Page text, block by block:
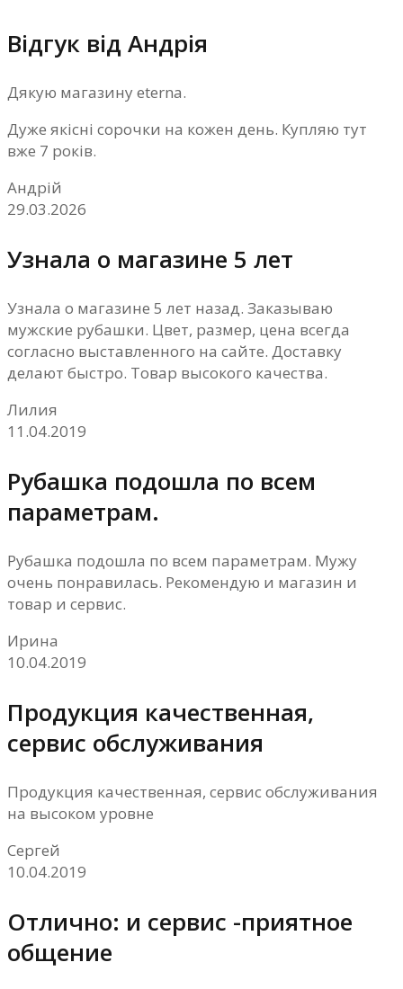
Відгук від Андрія
Дякую магазину eterna.
Дуже якісні сорочки на кожен день. Купляю тут
вже 7 років.
Андрій
29.03.2026
Узнала о магазине 5 лет
Узнала о магазине 5 лет назад. Заказываю
мужские рубашки. Цвет, размер, цена всегда
согласно выставленного на сайте. Доставку
делают быстро. Товар высокого качества.
Лилия
11.04.2019
Рубашка подошла по всем
параметрам.
Рубашка подошла по всем параметрам. Мужу
очень понравилась. Рекомендую и магазин и
товар и сервис.
Ирина
10.04.2019
Продукция качественная,
сервис обслуживания
Продукция качественная, сервис обслуживания
на высоком уровне
Сергей
10.04.2019
Отлично: и сервис -приятное
общение